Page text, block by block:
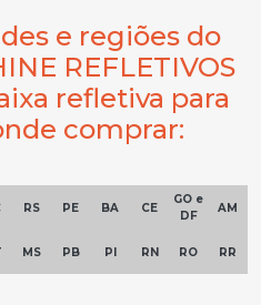
e regiões do
REFLETIVOS
refletiva para
comprar:
RS PE BA CE
GO e
DF
AM
MS PB PI RN RO RR